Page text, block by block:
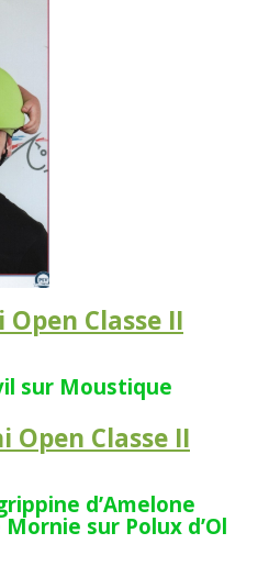
Classe II
sur Moustique
Open Classe II
d’Amelone
sur Polux d’Ol